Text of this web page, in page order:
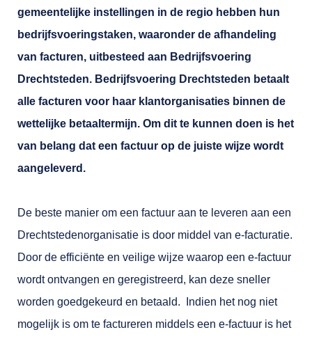
gemeentelijke instellingen in de regio hebben hun
bedrijfsvoeringstaken, waaronder de afhandeling
van facturen, uitbesteed aan Bedrijfsvoering
Drechtsteden. Bedrijfsvoering Drechtsteden betaalt
alle facturen voor haar klantorganisaties binnen de
wettelijke betaaltermijn. Om dit te kunnen doen is het
van belang dat een factuur op de juiste wijze wordt
aangeleverd.
De beste manier om een factuur aan te leveren aan een
Drechtstedenorganisatie is door middel van e-facturatie.
Door de efficiënte en veilige wijze waarop een e-factuur
wordt ontvangen en geregistreerd, kan deze sneller
worden goedgekeurd en betaald. Indien het nog niet
mogelijk is om te factureren middels een e-factuur is het